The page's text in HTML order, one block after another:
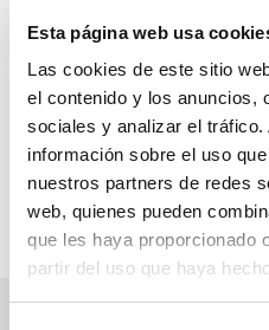
Esta página web usa
Las cookies de este sitio
el contenido y los anuncios,
sociales y analizar el
información sobre el uso
nuestros partners de redes
web, quienes pueden
que les haya proporcionado
partir del uso que haya
Si necesita más
productos, contacte